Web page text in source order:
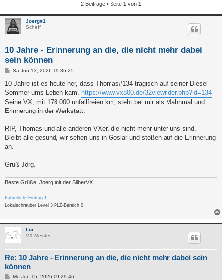
2 Beiträge • Seite 1 von 1
Joerg#1
Scheff
10 Jahre - Erinnerung an die, die nicht mehr dabei
sein können
B
i
r
a
g
Sa Jun 13, 2026 19:36:25
10 Jahre ist es heute her, dass Thomas#134 tragisch auf seiner Diesel-
Sommer ums Leben kam. https://www.vx800.de/32viewrider.php?id=134
Seine VX, mit 178.000 unfallfreien km, steht bei mir als Mahnmal und
Erinnerung in der Werkstatt.
RIP, Thomas und alle anderen VXer, die nicht mehr unter uns sind.
Bleibt alle gesund, wir sehen uns in Goslar und stoßen auf die Erinnerung
an.
Gruß Jörg.
Beste Grüße. Joerg mit der SilberVX.
Fahrerliste Eintrag 1
Lokalschrauber Level 3 PLZ-Bereich 0
Lui
VX-Meister
Re: 10 Jahre - Erinnerung an die, die nicht mehr dabei sein
können
BMo Jun 15, 2026 09:29:46